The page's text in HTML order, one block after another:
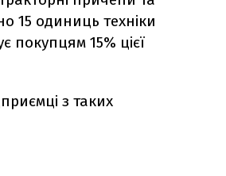
15 одиниць техніки
покупцям 15% цієї
з таких